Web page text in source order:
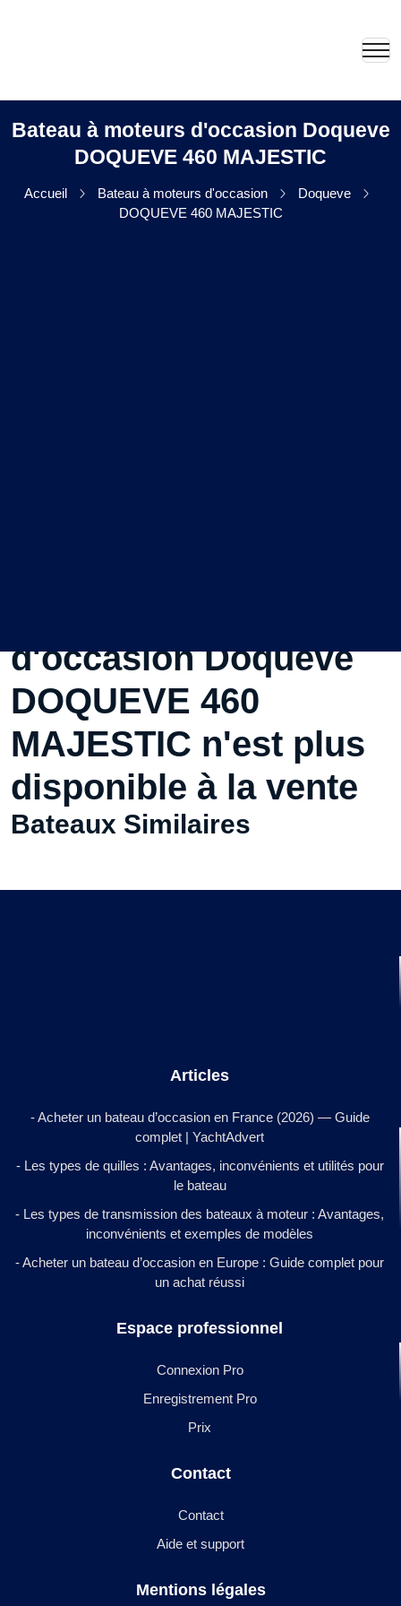
Bateau à moteurs d'occasion Doqueve
DOQUEVE 460 MAJESTIC
Accueil Bateau à moteurs d'occasion
Doqueve
DOQUEVE 460 MAJESTIC
d'occasion Doqueve
DOQUEVE 460
MAJESTIC n'est plus
disponible à la vente
Bateaux Similaires
Articles
- Acheter un bateau d’occasion en France (2026) — Guide
complet | YachtAdvert
- Les types de quilles : Avantages, inconvénients et utilités pour
le bateau
- Les types de transmission des bateaux à moteur : Avantages,
inconvénients et exemples de modèles
- Acheter un bateau d’occasion en Europe : Guide complet pour
un achat réussi
Espace professionnel
Connexion Pro
Enregistrement Pro
Prix
Contact
Contact
Aide et support
Mentions légales